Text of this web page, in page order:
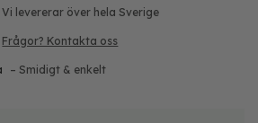
Vi levererar över hela Sverige
Frågor? Kontakta oss
– Smidigt & enkelt